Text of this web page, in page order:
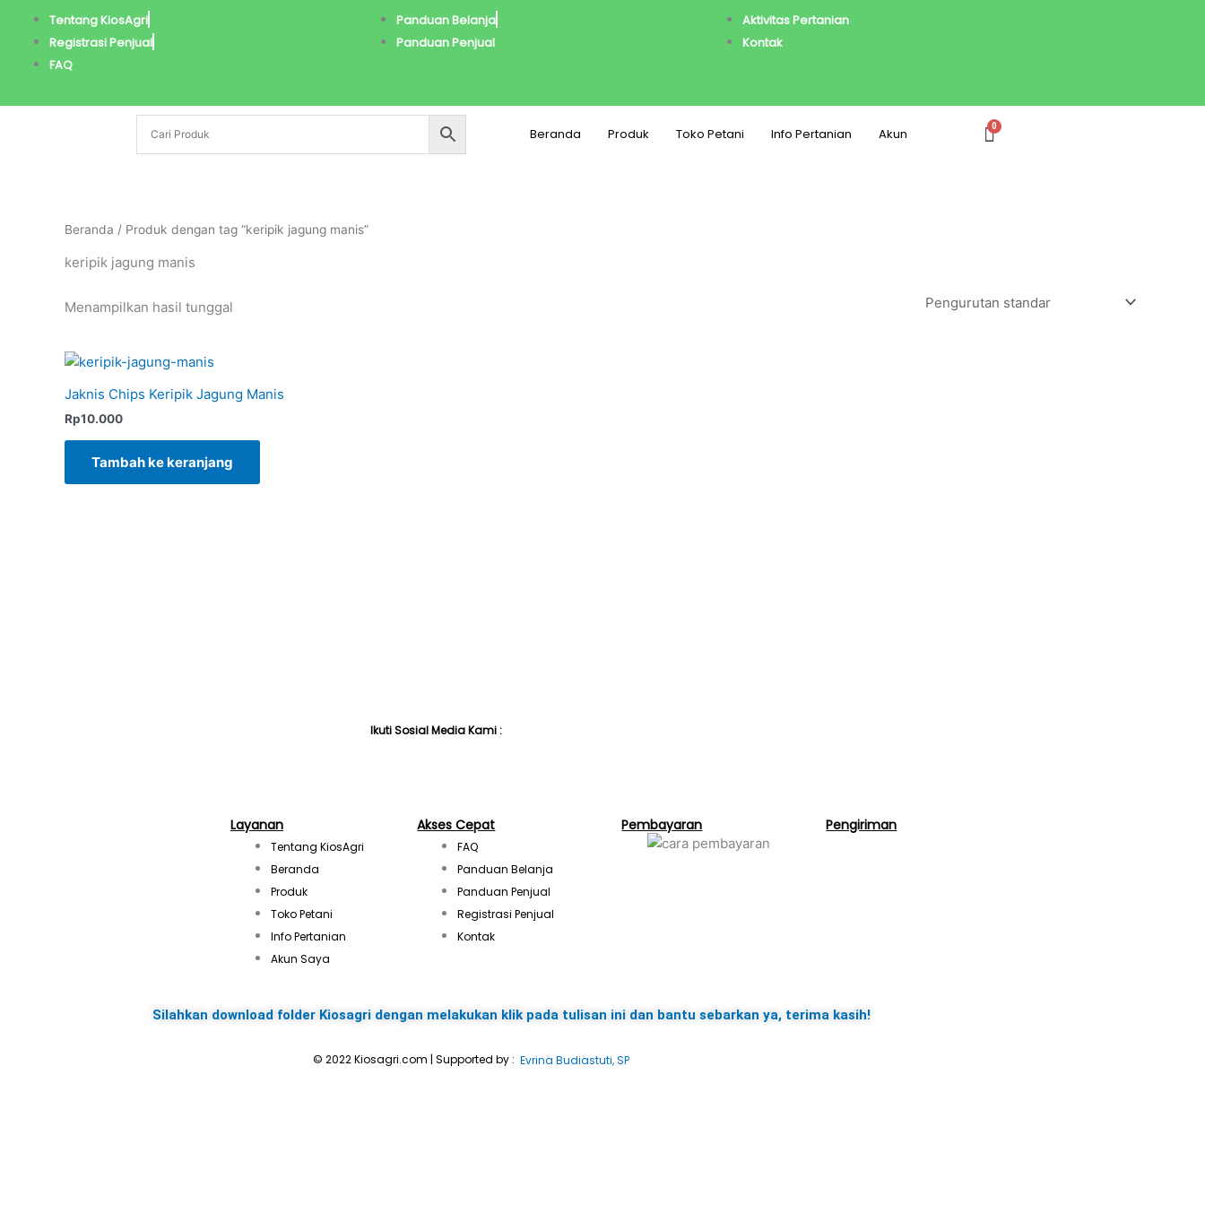
Tentang KiosAgri
Registrasi Penjual
FAQ
Panduan Belanja
Panduan Penjual
Aktivitas Pertanian
Kontak
Beranda Produk Toko Petani Info Pertanian Akun
Beranda / Produk dengan tag “keripik jagung manis”
keripik jagung manis
Menampilkan hasil tunggal
Jaknis Chips Keripik Jagung Manis
Rp10.000
Tambah ke keranjang
Ikuti Sosial Media Kami :
t
a
r
a
Layanan
Tentang KiosAgri
Beranda
Produk
Toko Petani
Info Pertanian
Akun Saya
Akses Cepat
FAQ
Panduan Belanja
Panduan Penjual
Registrasi Penjual
Kontak
Pembayaran Pengiriman
Silahkan download folder Kiosagri dengan melakukan klik pada tulisan ini dan bantu sebarkan ya, terima kasih!
© 2022 Kiosagri.com | Supported by : Evrina Budiastuti, SP